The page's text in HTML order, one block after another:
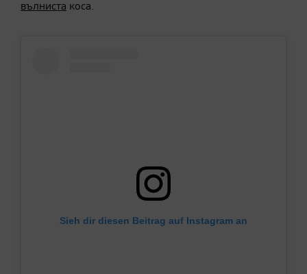
вълниста коса.
Sieh dir diesen Beitrag auf Instagram an